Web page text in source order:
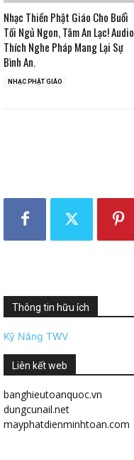
Nhạc Thiền Phật Giáo Cho Buổi
Tối Ngủ Ngon, Tâm An Lạc! Audio
Thích Nghe Pháp Mang Lại Sự
Bình An.
NHẠC PHẬT GIÁO
Thông tin hữu ích
Kỹ Năng TWV
Liên kết web
banghieutoanquoc.vn
dungcunail.net
mayphatdienminhtoan.com